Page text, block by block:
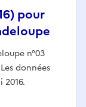
pour
n°03
données